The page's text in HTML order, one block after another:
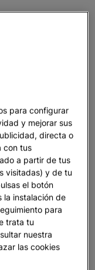
para configurar
y mejorar sus
directa o
con tus
a partir de tus
visitadas) y de tu
el botón
la instalación de
para
trata tu
nuestra
las cookies